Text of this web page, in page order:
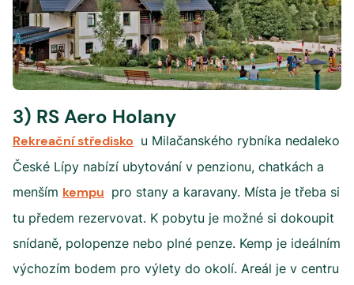
3) RS Aero Holany
Rekreační středisko u Milačanského rybníka nedaleko
České Lípy nabízí ubytování v penzionu, chatkách a
menším kempu pro stany a karavany. Místa je třeba si
tu předem rezervovat. K pobytu je možné si dokoupit
snídaně, polopenze nebo plné penze. Kemp je ideálním
výchozím bodem pro výlety do okolí. Areál je v centru